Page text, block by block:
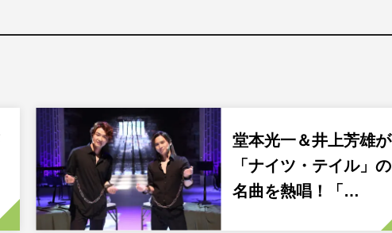
堂本光一＆井上芳雄が
「ナイツ・テイル」の
名曲を熱唱！「…